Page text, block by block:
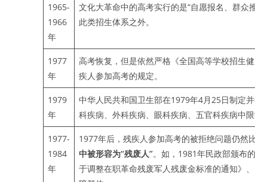
1965-
1966
年
文化大革命中的高考实行的是“自愿报名、群
此类招生体系之外。
1977
年
高考恢复，但是依然严格《全国高等学校招生
疾人参加高考的规定。
1979
年
中华人民共和国卫生部在1979年4月25日制定
科疾病、外科疾病、眼科疾病、五官科疾病中限
1977-
1984
年
1977年后，残疾人参加高考的被拒绝问题仍然
中被形容为“残废人”。如，1981年民政部颁布
于调整在职革命残废军人残废金标准的通知》